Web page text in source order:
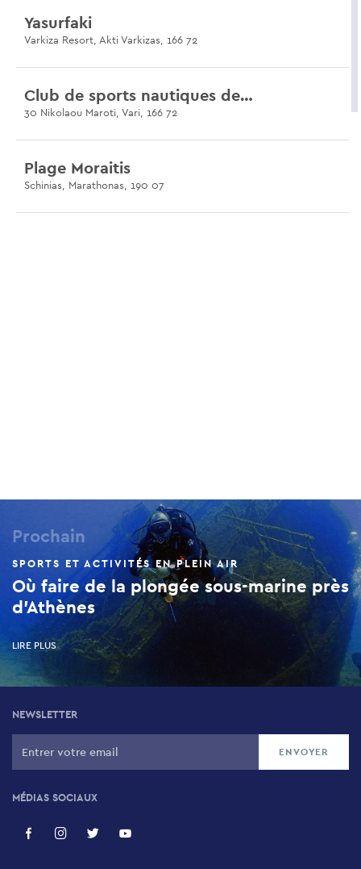
Yasurfaki
Varkiza Resort, Akti Varkizas, 166 72
Club de sports nautiques de Varkiza
30 Nikolaou Maroti, Vari, 166 72
Plage Moraitis
Schinias, Marathonas, 190 07
Prochain
SPORTS ET ACTIVITÉS EN PLEIN AIR
Où faire de la plongée sous-marine près
d'Athènes
LIRE PLUS
NEWSLETTER
MÉDIAS SOCIAUX